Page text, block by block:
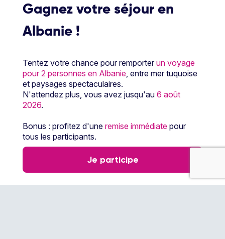
Paiement sécurisé
bancaire avec
Gagnez votre séjour en
Albanie !
Tentez votre chance pour remporterun voyage
pour 2 personnes en Albanie, entre mer tuquoise
et paysages spectaculaires.
N'attendez plus, vous avez jusqu'au 6 août
2026.
Bonus : profitez d'une remise immédiate pour
tous les participants.
Je participe